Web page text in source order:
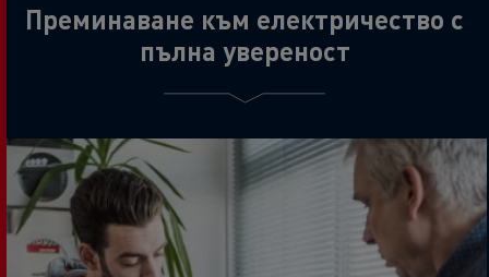
Преминаване към електричество с
пълна увереност